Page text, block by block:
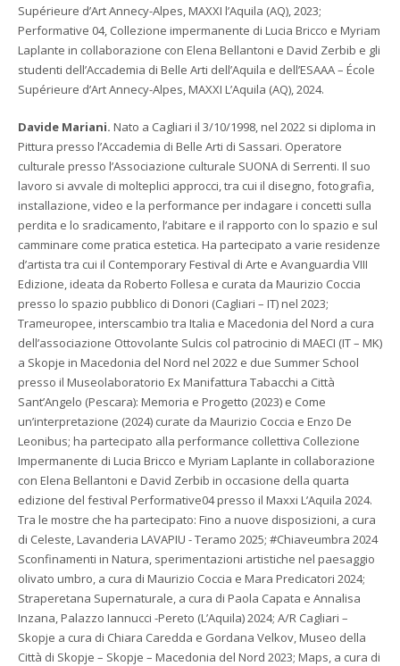
Supérieure d’Art Annecy-Alpes, MAXXI l’Aquila (AQ), 2023;
Performative 04, Collezione impermanente di Lucia Bricco e Myriam
Laplante in collaborazione con Elena Bellantoni e David Zerbib e gli
studenti dell’Accademia di Belle Arti dell’Aquila e dell’ESAAA – École
Supérieure d’Art Annecy-Alpes, MAXXI L’Aquila (AQ), 2024.
Davide Mariani. Nato a Cagliari il 3/10/1998, nel 2022 si diploma in
Pittura presso l’Accademia di Belle Arti di Sassari. Operatore
culturale presso l’Associazione culturale SUONA di Serrenti. Il suo
lavoro si avvale di molteplici approcci, tra cui il disegno, fotografia,
installazione, video e la performance per indagare i concetti sulla
perdita e lo sradicamento, l’abitare e il rapporto con lo spazio e sul
camminare come pratica estetica. Ha partecipato a varie residenze
d’artista tra cui il Contemporary Festival di Arte e Avanguardia VIII
Edizione, ideata da Roberto Follesa e curata da Maurizio Coccia
presso lo spazio pubblico di Donori (Cagliari – IT) nel 2023;
Trameuropee, interscambio tra Italia e Macedonia del Nord a cura
dell’associazione Ottovolante Sulcis col patrocinio di MAECI (IT – MK)
a Skopje in Macedonia del Nord nel 2022 e due Summer School
presso il Museolaboratorio Ex Manifattura Tabacchi a Città
Sant’Angelo (Pescara): Memoria e Progetto (2023) e Come
un’interpretazione (2024) curate da Maurizio Coccia e Enzo De
Leonibus; ha partecipato alla performance collettiva Collezione
Impermanente di Lucia Bricco e Myriam Laplante in collaborazione
con Elena Bellantoni e David Zerbib in occasione della quarta
edizione del festival Performative04 presso il Maxxi L’Aquila 2024.
Tra le mostre che ha partecipato: Fino a nuove disposizioni, a cura
di Celeste, Lavanderia LAVAPIU - Teramo 2025; #Chiaveumbra 2024
Sconfinamenti in Natura, sperimentazioni artistiche nel paesaggio
olivato umbro, a cura di Maurizio Coccia e Mara Predicatori 2024;
Straperetana Supernaturale, a cura di Paola Capata e Annalisa
Inzana, Palazzo Iannucci -Pereto (L’Aquila) 2024; A/R Cagliari –
Skopje a cura di Chiara Caredda e Gordana Velkov, Museo della
Città di Skopje – Skopje – Macedonia del Nord 2023; Maps, a cura di